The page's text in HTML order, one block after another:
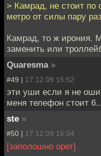
> Камрад, не стоит по
метро от силы пару
Камрад, то ж ирония.
заменить или
Quaresma »
#49 | 17.12.09 15:52
эти уши если я не
меня телефон стоит
ste »
#50 | 17.12.09 16:04
[заполошно орет]